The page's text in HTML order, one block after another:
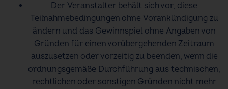
Der Veranstalter behält sich vor, diese
Teilnahmebedingungen ohne Vorankündigung zu
ändern und das Gewinnspiel ohne Angaben von
Gründen für einen vorübergehenden Zeitraum
auszusetzen oder vorzeitig zu beenden, wenn die
ordnungsgemäße Durchführung aus technischen,
rechtlichen oder sonstigen Gründen nicht mehr